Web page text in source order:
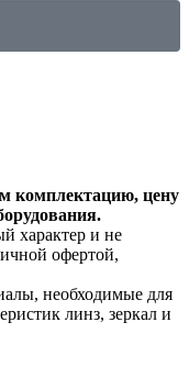
комплектацию, цену
характер и не
офертой,
необходимые для
линз, зеркал и